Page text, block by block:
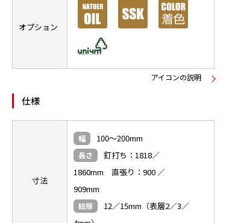
オプション
アイコンの説明
仕様
寸法
幅 100～200mm
長さ
釘打ち：1818／
1860mm 直張り：900 ／
909mm
総厚
12／15mm（表層2／3／